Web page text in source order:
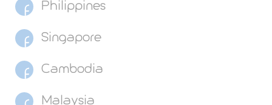
Philippines
Singapore
Cambodia
Malaysia